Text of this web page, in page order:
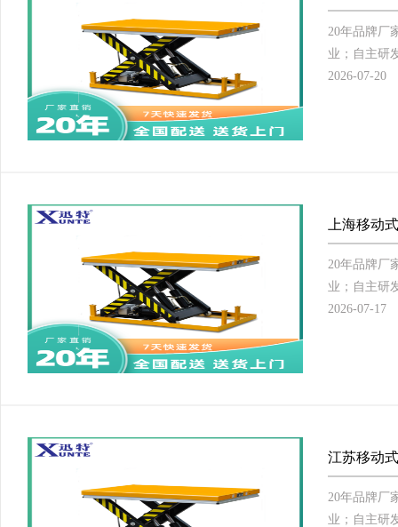
20年品牌厂
业；自主研
2026-07-20
上海移动
20年品牌厂
业；自主研
2026-07-17
江苏移动
20年品牌厂
业；自主研